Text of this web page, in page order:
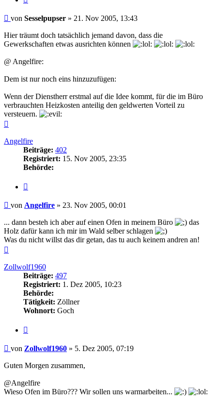
Beitrag
von Sesselpupser » 21. Nov 2005, 13:43
Hier träumt doch tatsächlich jemand davon, dass die
Gewerkschaften etwas ausrichten können
@ Angelfire:
Dem ist nur noch eins hinzuzufügen:
Wenn der Dienstherr erstmal auf die Idee kommt, für die im Büro
verbrauchten Heizkosten anteilig den geldwerten Vorteil zu
versteuern.
Angelfire
Beiträge: 402
Registriert: 15. Nov 2005, 23:35
Behörde:
Beitrag
von Angelfire » 23. Nov 2005, 00:01
... dann besteh ich aber auf einen Ofen in meinem Büro
das
Holz dafür kann ich mir im Wald selber schlagen
Was du nicht willst das dir getan, das tu auch keinem andren an!
Zollwolf1960
Beiträge: 497
Registriert: 1. Dez 2005, 10:23
Behörde:
Tätigkeit: Zöllner
Wohnort: Goch
Beitrag
von Zollwolf1960 » 5. Dez 2005, 07:19
Guten Morgen zusammen,
@Angelfire
Wieso Ofen im Büro??? Wir sollen uns warmarbeiten...